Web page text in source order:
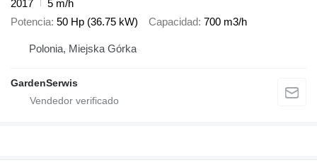
2017
5 m/h
Potencia 50 Hp (36.75 kW) Capacidad 700 m3/h
Polonia, Miejska Górka
GardenSerwis